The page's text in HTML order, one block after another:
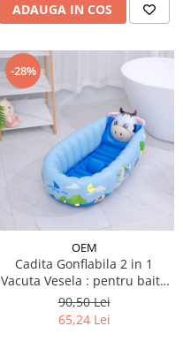
ADAUGA IN COS
-28%
OEM
Cadita Gonflabila 2 in 1
Vacuta Vesela : pentru baita
sau piscina
90,50 Lei
65,24 Lei